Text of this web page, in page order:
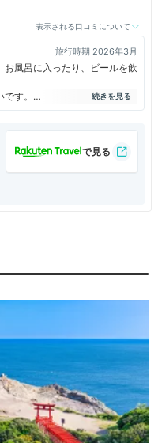
表示される口コミについて
旅行時期 2026年3月
風呂に入ったり、ビールを飲
す。
す。
。
かったです。